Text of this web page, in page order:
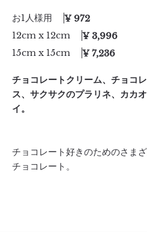
お1人様用
¥ 972
12cm x 12cm
¥ 3,996
15cm x 15cm
¥ 7,236
チョコレートクリーム、チョコ
ス、サクサクのプラリネ、カカ
イ。
チョコレート好きのためのさま
チョコレート。